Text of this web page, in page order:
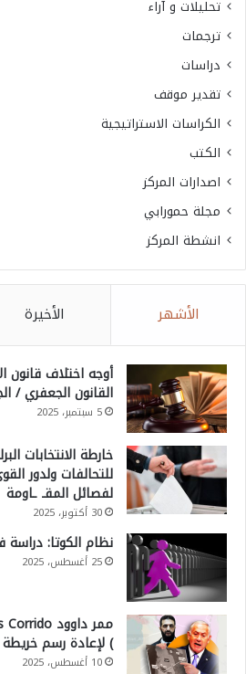
تحليلات و آراء
ترجمات
دراسات
تقدير موقف
الكراسات الاستراتيجية
الكتب
اصدارات المركز
مجلة حمورابي
انشطة المركز
الأشهر الأخيرة
أوجه اختلاف قانون
القانون الجعفري /
5 سبتمبر، 2025
للتحالفات ولدور
لفصائل المقـ ـاومة
30 أكتوبر، 2025
نظام الكوتا: دراسة
25 أغسطس، 2025
) لإعادة رسم
10 أغسطس، 2025